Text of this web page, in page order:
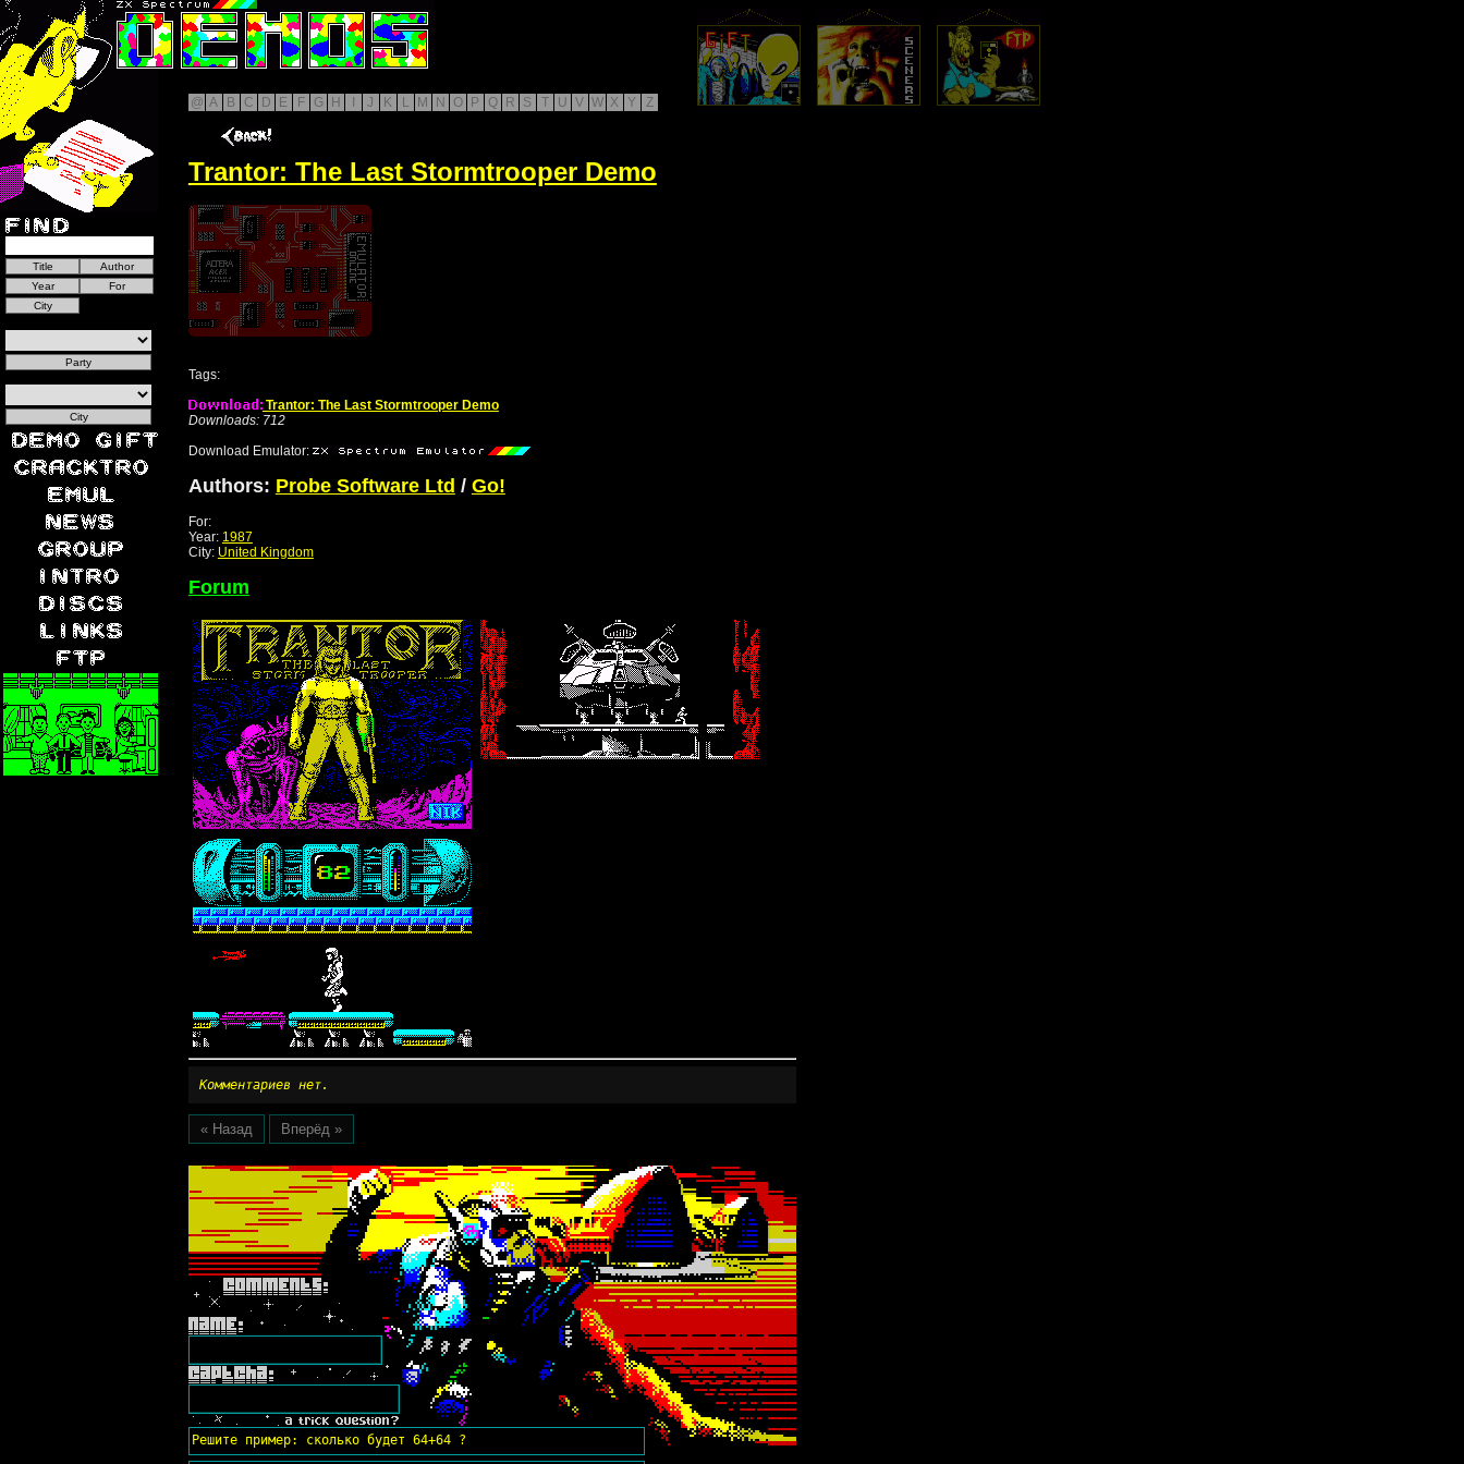
@ A B C D E F G H J K L M N O P Q R S T U V W X Y Z
Trantor: The Last Stormtrooper Demo
Tags:
Trantor: The Last Stormtrooper Demo
Downloads: 712
Download Emulator:
Authors: Probe Software Ltd / Go!
For:
Year: 1987
City: United Kingdom
Forum
Комментариев нет.
« Назад Вперёд »
Решите пример: сколько будет 64+64 ?